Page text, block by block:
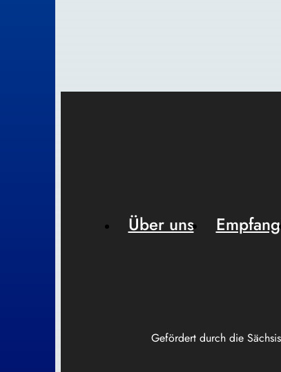
Gefördert durch die
Über uns Empfang